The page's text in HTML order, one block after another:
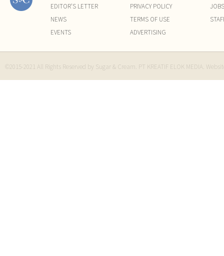
EDITOR'S LETTER
NEWS
EVENTS
PRIVACY POLICY
TERMS OF USE
ADVERTISING
JOBS
©2015-2021 All Rights Reserved by Sugar & Cream. PT KREATIF ELOK MEDIA.